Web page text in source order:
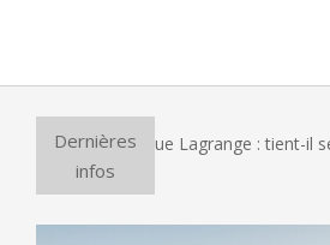
Dernières
infos
électrique Lagrange : tient-il ses